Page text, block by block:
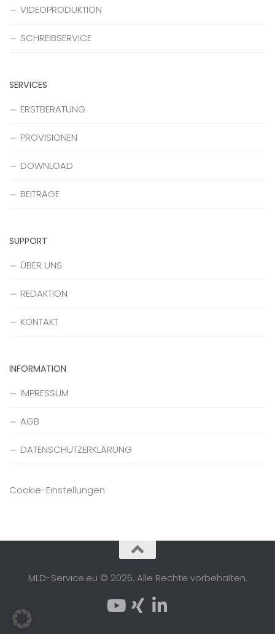
VIDEOPRODUKTION
SCHREIBSERVICE
SERVICES
ERSTBERATUNG
PROVISIONEN
DOWNLOAD
BEITRÄGE
SUPPORT
ÜBER UNS
REDAKTION
KONTAKT
INFORMATION
IMPRESSUM
AGB
DATENSCHUTZERKLÄRUNG
Cookie-Einstellungen
MLD-Service.eu © 2026. Alle Rechte vorbehalten.